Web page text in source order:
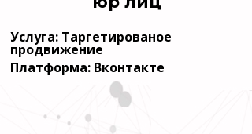
Услуга: Таргетированое
продвижение
Платформа: Вконтакте